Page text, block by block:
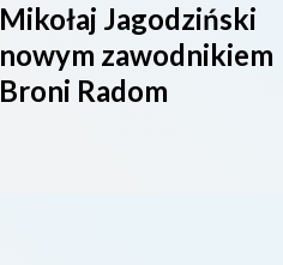
Mikołaj Jagodziński
nowym zawodnikiem
Broni Radom